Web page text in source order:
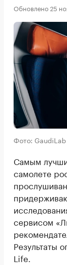
Обновлено 25
Фото:
Самым
самолете
сервисом
Результаты
Life.